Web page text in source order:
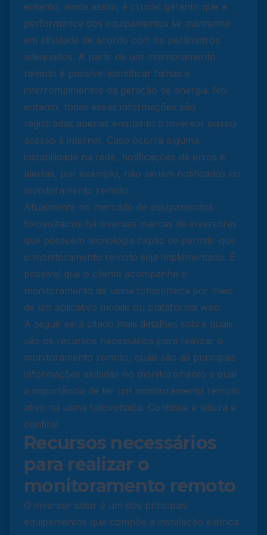
entanto, ainda assim, é crucial garantir que a
performance dos equipamentos se mantenha
em atividade de acordo com os parâmetros
adequados. A partir de um monitoramento
remoto é possível identificar falhas e
interrompimentos da geração de energia. No
entanto, todas essas informações são
registradas apenas enquanto o inversor possui
acesso à internet. Caso ocorra alguma
instabilidade na rede, notificações de erros e
alertas, por exemplo, não seriam notificados no
monitoramento remoto.
Atualmente no mercado de equipamentos
fotovoltaicos há diversas marcas de inversores
que possuem tecnologia capaz de permitir que
o monitoramento remoto seja implementado. É
possível que o cliente acompanhe o
monitoramento da usina fotovoltaica por meio
de um aplicativo mobile ou plataforma web.
A seguir será citado mais detalhes sobre quais
são os recursos necessários para realizar o
monitoramento remoto, quais são as principais
informações exibidas no monitoramento e qual
a importância de ter um monitoramento remoto
ativo na usina fotovoltaica. Continue a leitura e
confira!
Recursos necessários
para realizar o
monitoramento remoto
O inversor solar é um dos principais
equipamentos que compõe a instalação elétrica